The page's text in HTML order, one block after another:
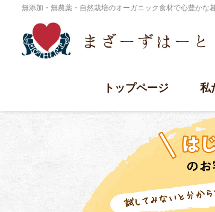
無添加・無農薬・自然栽培のオーガニック食材で心豊かな
トップページ 私